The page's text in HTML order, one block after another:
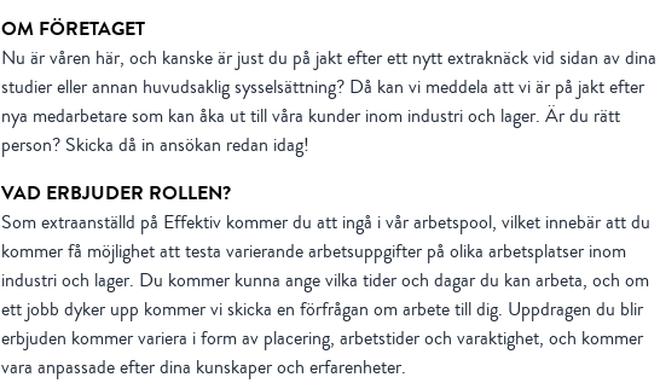
OM FÖRETAGET
Nu är våren här, och kanske är just du på jakt efter ett nytt extraknäck vid sidan av dina
studier eller annan huvudsaklig sysselsättning? Då kan vi meddela att vi är på jakt efter
nya medarbetare som kan åka ut till våra kunder inom industri och lager. Är du rätt
person? Skicka då in ansökan redan idag!
VAD ERBJUDER ROLLEN?
Som extraanställd på Effektiv kommer du att ingå i vår arbetspool, vilket innebär att du
kommer få möjlighet att testa varierande arbetsuppgifter på olika arbetsplatser inom
industri och lager. Du kommer kunna ange vilka tider och dagar du kan arbeta, och om
ett jobb dyker upp kommer vi skicka en förfrågan om arbete till dig. Uppdragen du blir
erbjuden kommer variera i form av placering, arbetstider och varaktighet, och kommer
vara anpassade efter dina kunskaper och erfarenheter.